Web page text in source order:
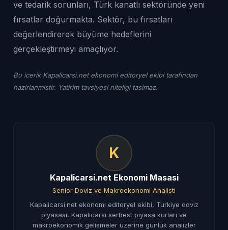
ve tedarik sorunları, Türk kanatlı sektöründe yeni
fırsatlar doğurmakta. Sektör, bu fırsatları
değerlendirerek büyüme hedeflerini
gerçekleştirmeyi amaçlıyor.
Bu icerik Kapalicarsi.net ekonomi editoryel ekibi tarafindan
hazirlanmistir. Yatirim tavsiyesi niteligi tasimaz.
K
Kapalicarsi.net Ekonomi Masasi
Senior Doviz ve Makroekonomi Analisti
Kapalicarsi.net ekonomi editoryel ekibi, Turkiye doviz
piyasasi, Kapalicarsi serbest piyasa kurlari ve
makroekonomik gelismeler uzerine gunluk analizler